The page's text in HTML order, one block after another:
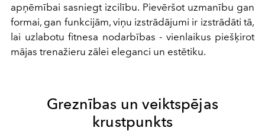
apņēmībai sasniegt izcilību. Pievēršot uzmanību gan
formai, gan funkcijām, viņu izstrādājumi ir izstrādāti tā,
lai uzlabotu fitnesa nodarbības - vienlaikus piešķirot
mājas trenažieru zālei eleganci un estētiku.
Greznības un veiktspējas
krustpunkts